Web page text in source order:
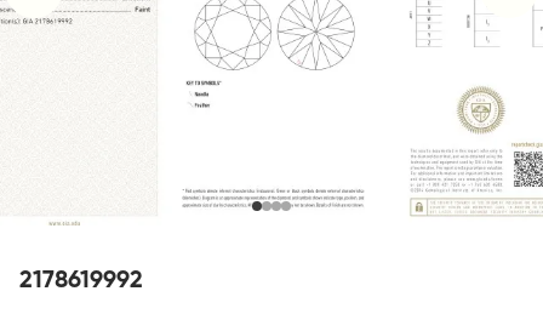
2178619992